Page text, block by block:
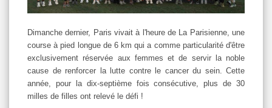
Dimanche dernier, Paris vivait à l'heure de La Parisienne, une
course à pied longue de 6 km qui a comme particularité d'être
exclusivement réservée aux femmes et de servir la noble
cause de renforcer la lutte contre le cancer du sein. Cette
année, pour la dix-septième fois consécutive, plus de 30
milles de filles ont relevé le défi !